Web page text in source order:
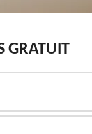
GRATUIT